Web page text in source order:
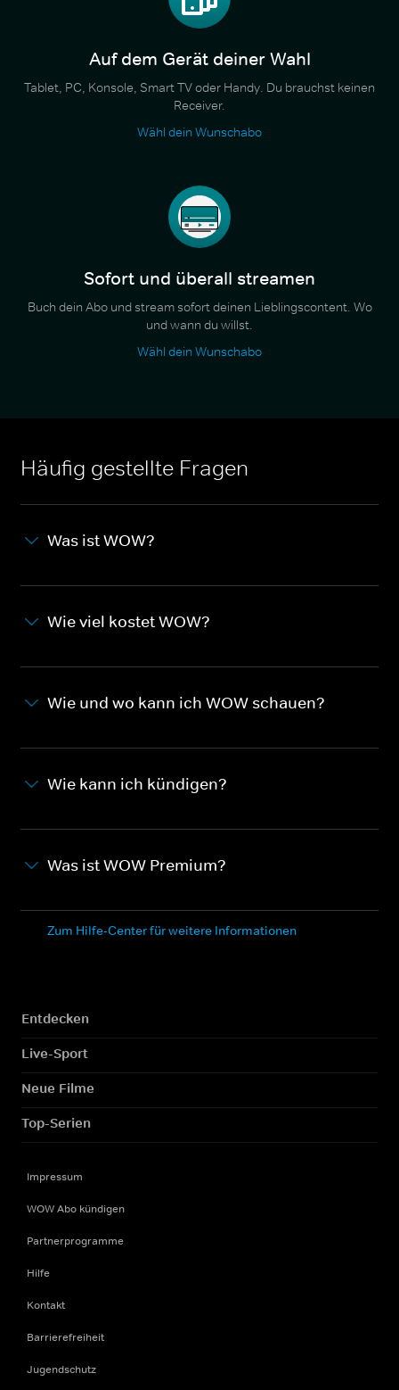
Auf dem Gerät deiner Wahl
Tablet, PC, Konsole, Smart TV oder Handy. Du brauchst keinen
Receiver.
Wähl dein Wunschabo
Sofort und überall streamen
Buch dein Abo und stream sofort deinen Lieblingscontent. Wo
und wann du willst.
Wähl dein Wunschabo
Häufig gestellte Fragen
Was ist WOW?
Wie viel kostet WOW?
Wie und wo kann ich WOW schauen?
Wie kann ich kündigen?
Was ist WOW Premium?
Zum Hilfe-Center für weitere Informationen
Entdecken
Live-Sport
Neue Filme
Top-Serien
Impressum
WOW Abo kündigen
Partnerprogramme
Hilfe
Kontakt
Barrierefreiheit
Jugendschutz